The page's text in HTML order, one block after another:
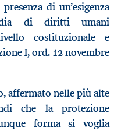
di un’esigenza
di diritti umani
costituzionale e
I, ord. 12 novembre
affermato nelle più alte
che la protezione
forma si voglia